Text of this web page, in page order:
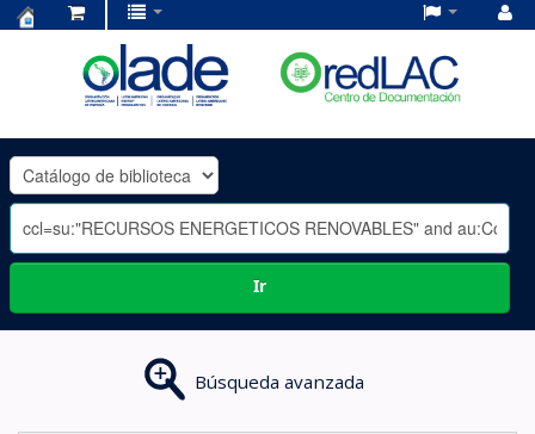
OLADE
-
Ir
Búsqueda avanzada